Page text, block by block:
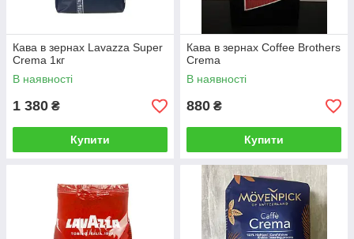
Кава в зернах Lavazza Super
Crema 1кг
В наявності
1 380 ₴
Купити
Кава в зернах Coffee Brothers
Crema
В наявності
880 ₴
Купити